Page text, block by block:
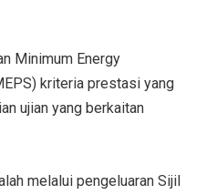
Minimum Energy
kriteria prestasi yang
ujian yang berkaitan
melalui pengeluaran Sijil